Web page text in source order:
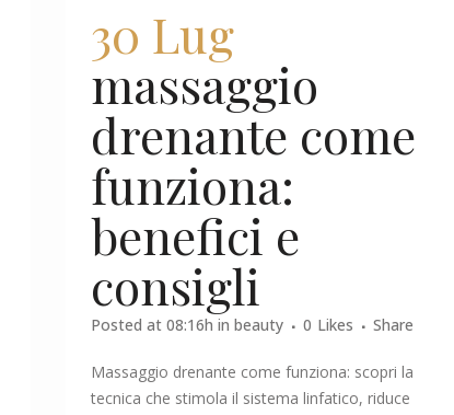
30 Lug
massaggio
drenante come
funziona:
benefici e
consigli
Posted at 08:16h in beauty 0 Likes Share
Massaggio drenante come funziona: scopri la
tecnica che stimola il sistema linfatico, riduce